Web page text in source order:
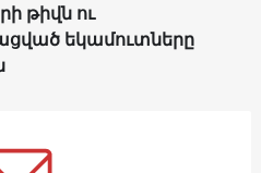
թիվն ու
եկամուտները